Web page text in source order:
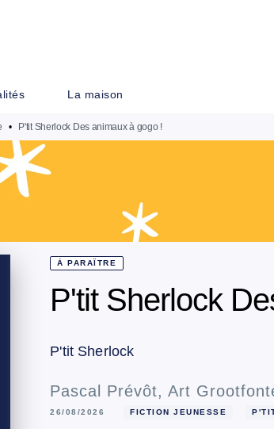
La maison
• P'tit Sherlock Des animaux à gogo !
À PARAÎTRE
P'tit Sherlock
P'tit Sherlock
Pascal Prévôt,Art
26/08/2026 FICTION JEUNESSE